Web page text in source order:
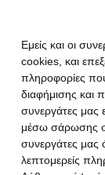
Εμείς και οι
cookies, και
πληροφορίες
διαφήμισης και
συνεργάτες μας
μέσω σάρωσης
συνεργάτες μας
λεπτομερείς